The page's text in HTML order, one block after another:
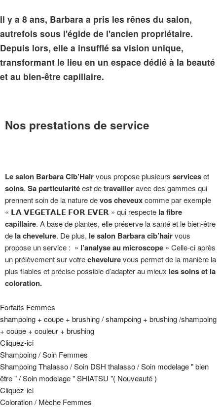
Il y a 8 ans, Barbara a pris les rênes du salon,
autrefois sous l'égide de l'ancien propriétaire.
Depuis lors, elle a insufflé sa vision unique,
transformant le lieu en un espace dédié à la beauté
et au bien-être capillaire.
Nos prestations de service
Le salon Barbara Cib’Hairvous propose plusieurs serviceset
soins. Sa particularitéest detravailleravec des gammes qui
prennent soin de la nature devos cheveuxcomme par exemple
« 𝗟𝗔 𝗩𝗘𝗚𝗘𝗧𝗔𝗟𝗘 𝗙𝗢𝗥 𝗘𝗩𝗘𝗥 » qui respecte la fibre
capillaire. A base de plantes, elle préserve la santé et le bien-être
de la chevelure. De plus, le salon Barbara cib’hairvous
propose un service : » l’analyse au microscope » Celle-ci après
un prélèvement sur votrechevelurevous permet de la manière la
plus fiables et précise possible d’adapter au mieux les soins et la
coloration.
Forfaits Femmes
shampoing + coupe + brushing / shampoing + brushing /shampoing
+ coupe + couleur + brushing
Cliquez-ici
Shampoing / Soin Femmes
Shampoing Thalasso / Soin DSH thalasso / Soin modelage " bien
être " / Soin modelage " SHIATSU "( Nouveauté )
Cliquez-ici
Coloration / Mèche Femmes